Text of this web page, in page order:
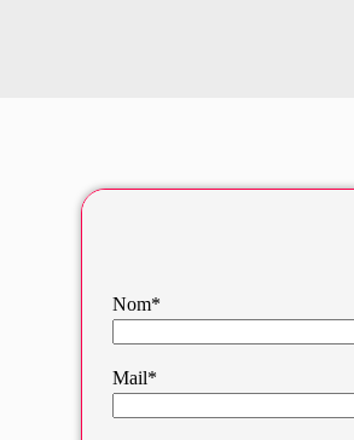
Nom*
Mail*